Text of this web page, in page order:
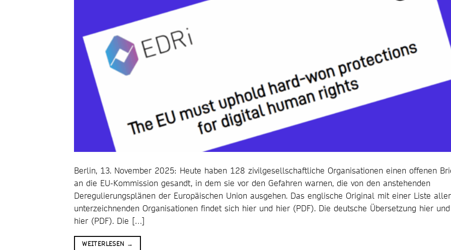
Berlin, 13. November 2025: Heute haben 128 zivilgesellschaftliche Organisationen einen offenen
an die EU-Kommission gesandt, in dem sie vor den Gefahren warnen, die von den anstehenden
Deregulierungsplänen der Europäischen Union ausgehen. Das englische Original mit einer Liste aller
unterzeichnenden Organisationen findet sich hier und hier (PDF). Die deutsche Übersetzung hier und
hier (PDF). Die […]
WEITERLESEN →